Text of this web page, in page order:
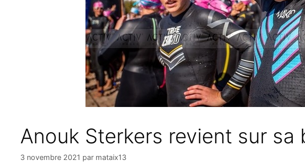
Anouk Sterkers revient sur sa
3 novembre 2021 par mataix13